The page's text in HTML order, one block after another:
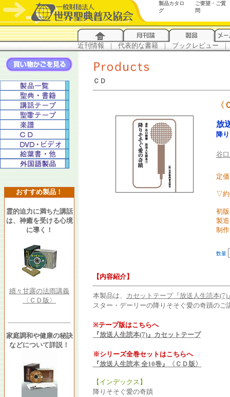
製品カタロ
グ
ご要望・ご質
問
近刊情報 | 代表的な書籍 | ブックレビュー |
おすすめ製品！
霊的迫力に満ちた講話
は、神癒を受ける心境
に導く！
續々甘露の法雨講義
〈ＣＤ版〉
家庭調和や健康の秘訣
などについて詳説！
ＣＤ
〈
放
降
谷
定
▽約
初
製
制
数量
【内容紹介】
本製品は、
カセットテープ『放送人生読本(7)
スター・デーリーの降りそそぐ愛の奇蹟のご
※テープ版はこちらへ
『放送人生読本(7)』カセットテープ
※シリーズ全巻セットはこちらへ
『放送人生読本 全10巻』〈ＣＤ版〉
【インデックス】
降りそそぐ愛の奇蹟